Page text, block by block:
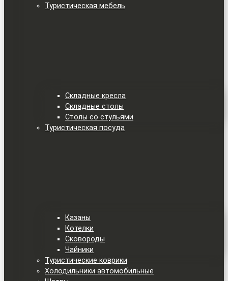
Туристическая мебель
Складные кресла
Складные столы
Столы со стульями
Туристическая посуда
Казаны
Котелки
Сковороды
Чайники
Туристические коврики
Холодильники автомобильные